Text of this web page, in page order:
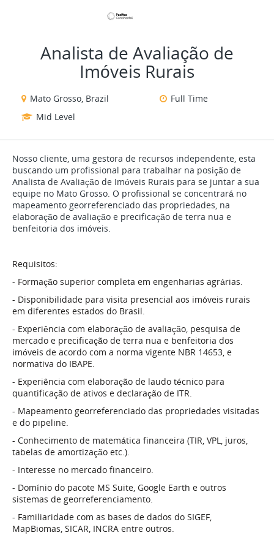
Analista de Avaliação de
Imóveis Rurais
Mato Grosso, Brazil
Full Time
Mid Level
Nosso cliente, uma gestora de recursos independente, esta
buscando um profissional para trabalhar na posição de
Analista de Avaliação de Imóveis Rurais para se juntar a sua
equipe no Mato Grosso. O profissional se concentrará no
mapeamento georreferenciado das propriedades, na
elaboração de avaliação e precificação de terra nua e
benfeitoria dos imóveis.
Requisitos:
- Formação superior completa em engenharias agrárias.
- Disponibilidade para visita presencial aos imóveis rurais
em diferentes estados do Brasil.
- Experiência com elaboração de avaliação, pesquisa de
mercado e precificação de terra nua e benfeitoria dos
imóveis de acordo com a norma vigente NBR 14653, e
normativa do IBAPE.
- Experiência com elaboração de laudo técnico para
quantificação de ativos e declaração de ITR.
- Mapeamento georreferenciado das propriedades visitadas
e do pipeline.
- Conhecimento de matemática financeira (TIR, VPL, juros,
tabelas de amortização etc.).
- Interesse no mercado financeiro.
- Domínio do pacote MS Suite, Google Earth e outros
sistemas de georreferenciamento.
- Familiaridade com as bases de dados do SIGEF,
MapBiomas, SICAR, INCRA entre outros.